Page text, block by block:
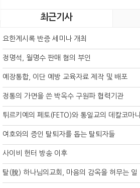
최근기사
요한계시록 반증 세미나 개최
정명석, 월명수 판매 혐의 부인
예장통합, 이단 예방 교육자료 제작 및 배포
정통의 가면을 쓴 박옥수 구원파 협력기관
튀르키예의 페토(FETO)와 통일교의 데칼코마니
여호와의 증인 탈퇴자를 돕는 탈퇴자들
사이비 헌터 방송 이후
탈(脫) 하나님의교회, 마음의 감옥을 허무는 일